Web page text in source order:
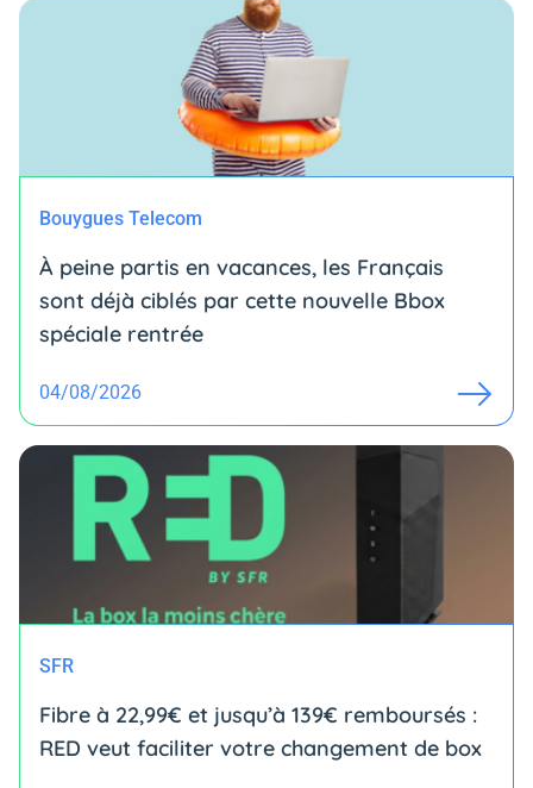
Bouygues Telecom
À peine partis en vacances, les Français
sont déjà ciblés par cette nouvelle Bbox
spéciale rentrée
04/08/2026
SFR
Fibre à 22,99€ et jusqu’à 139€ remboursés :
RED veut faciliter votre changement de box